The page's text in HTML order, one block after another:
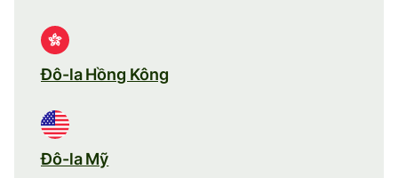
Đô-la Hồng Kông
Đô-la Mỹ